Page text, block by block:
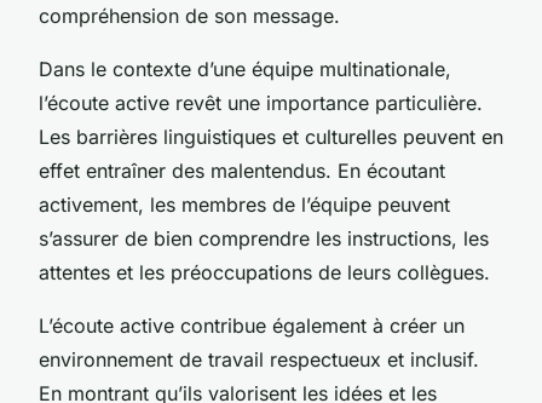
compréhension de son message.
Dans le contexte d’une équipe multinationale,
l’écoute active revêt une importance particulière.
Les barrières linguistiques et culturelles peuvent en
effet entraîner des malentendus. En écoutant
activement, les membres de l’équipe peuvent
s’assurer de bien comprendre les instructions, les
attentes et les préoccupations de leurs collègues.
L’écoute active contribue également à créer un
environnement de travail respectueux et inclusif.
En montrant qu’ils valorisent les idées et les